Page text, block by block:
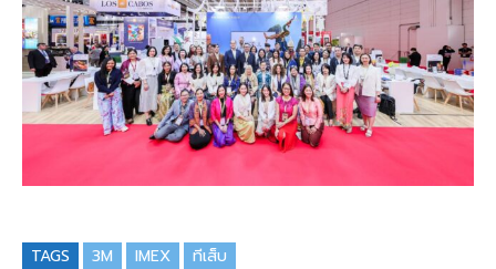
TAGS 3M IMEX ทีเส็บ